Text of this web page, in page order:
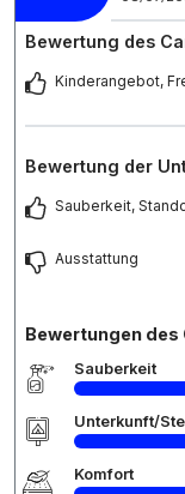
Bewertung des
Kinderangebot,
Bewertung der
Sauberkeit,
Ausstattung
Bewertungen
Sauberkeit
Unterkunft/
Komfort